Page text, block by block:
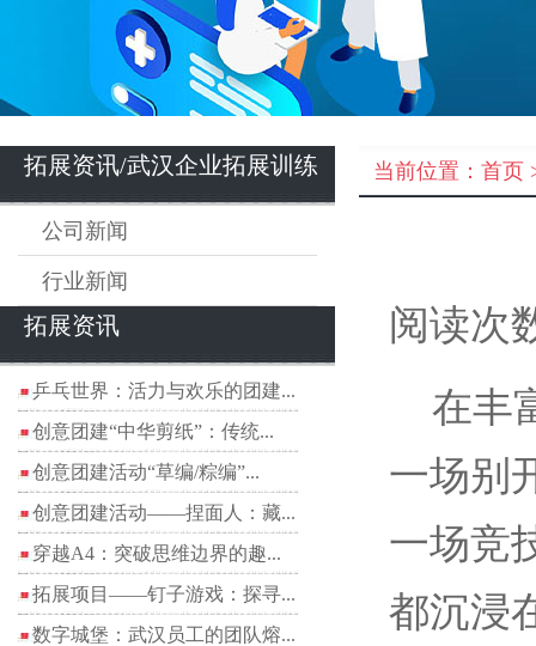
拓展资讯/武汉企业拓展训练
公司新闻
行业新闻
拓展资讯
乒乓世界：活力与欢乐的团建...
创意团建“中华剪纸”：传统...
创意团建活动“草编/粽编”...
创意团建活动——捏面人：藏...
穿越A4：突破思维边界的趣...
拓展项目——钉子游戏：探寻...
数字城堡：武汉员工的团队熔...
当前位置： 首页
阅读次
在丰
一场别
一场竞
都沉浸